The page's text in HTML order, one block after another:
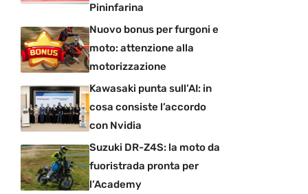
Pininfarina
Nuovo bonus per furgoni e
moto: attenzione alla
motorizzazione
Kawasaki punta sull’AI: in
cosa consiste l’accordo
con Nvidia
Suzuki DR-Z4S: la moto da
fuoristrada pronta per
l’Academy